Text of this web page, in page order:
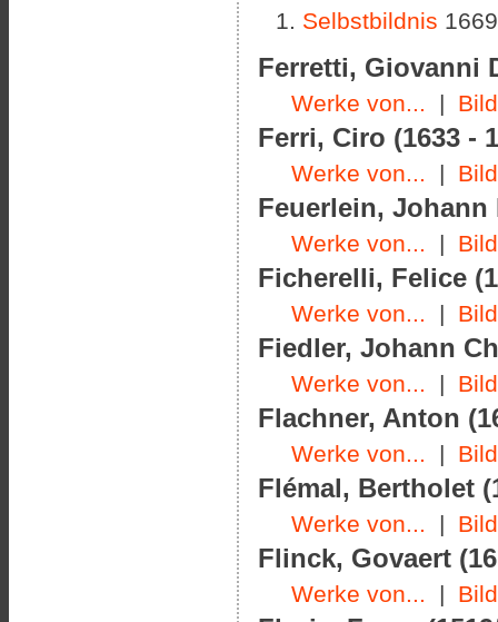
Selbstbildnis
Ferretti, Giovanni
Werke von... |
Ferri, Ciro (1633 -
Werke von... |
Feuerlein, Johann
Werke von... |
Ficherelli, Felice
Werke von... |
Fiedler, Johann
Werke von... |
Flachner, Anton
Werke von... |
Flémal, Bertholet
Werke von... |
Flinck, Govaert
Werke von... |